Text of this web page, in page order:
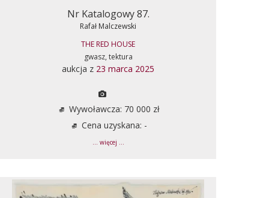
Nr Katalogowy 87.
Rafał Malczewski
THE RED HOUSE
gwasz, tektura
aukcja z 23 marca 2025
Wywoławcza: 70 000 zł
Cena uzyskana: -
... więcej ...